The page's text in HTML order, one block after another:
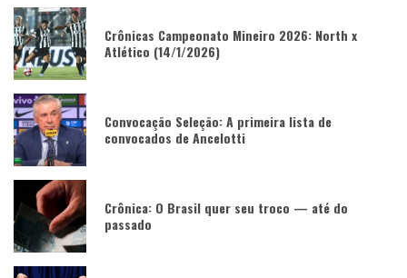
Crônicas Campeonato Mineiro 2026: North x
Atlético (14/1/2026)
Convocação Seleção: A primeira lista de
convocados de Ancelotti
Crônica: O Brasil quer seu troco — até do
passado